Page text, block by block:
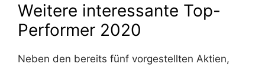
Weitere interessante Top-
Performer 2020
Neben den bereits fünf vorgestellten Aktien,